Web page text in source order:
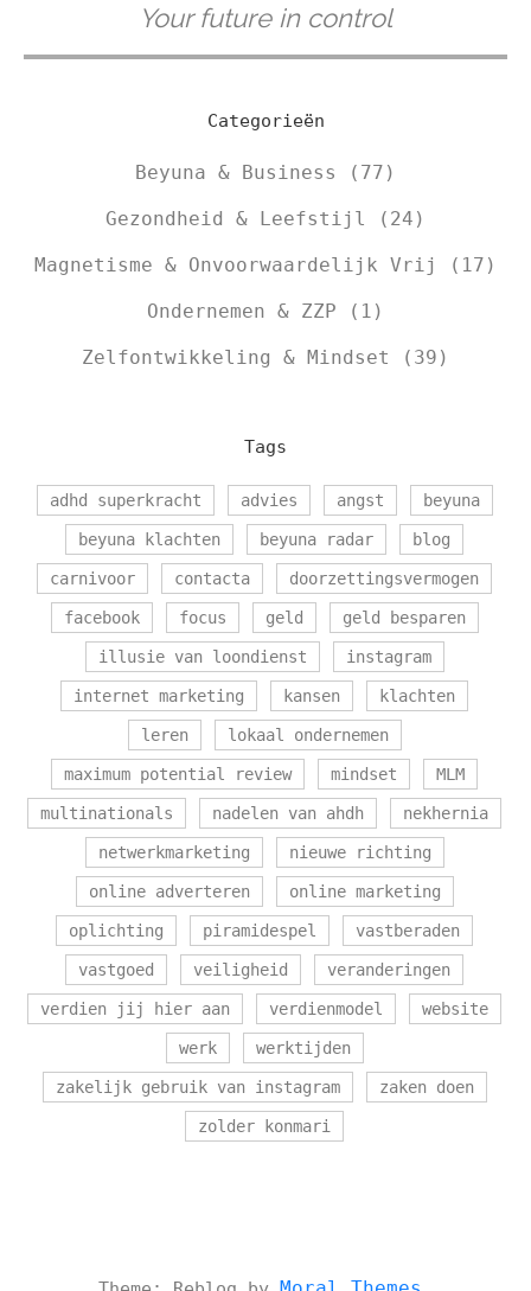
Your future in control
Categorieën
Beyuna & Business (77)
Gezondheid & Leefstijl (24)
Magnetisme & Onvoorwaardelijk Vrij (17)
Ondernemen & ZZP (1)
Zelfontwikkeling & Mindset (39)
Tags
adhd superkracht advies angst beyuna
beyuna klachten beyuna radar blog
carnivoor contacta doorzettingsvermogen
facebook focus geld geld besparen
illusie van loondienst instagram
internet marketing kansen klachten
leren lokaal ondernemen
maximum potential review mindset MLM
multinationals nadelen van ahdh nekhernia
netwerkmarketing nieuwe richting
online adverteren online marketing
oplichting piramidespel vastberaden
vastgoed veiligheid veranderingen
verdien jij hier aan verdienmodel website
werk werktijden
zakelijk gebruik van instagram zaken doen
zolder konmari